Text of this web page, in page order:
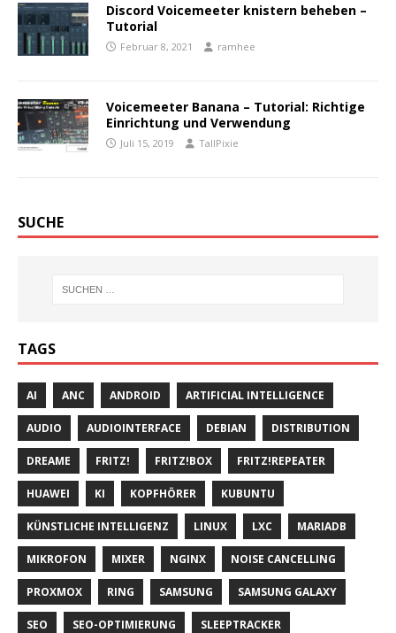
Discord Voicemeeter knistern beheben –
Tutorial
Februar 8, 2021 ramhee
Voicemeeter Banana – Tutorial: Richtige
Einrichtung und Verwendung
Juli 15, 2019 TallPixie
SUCHE
TAGS
AI ANC ANDROID ARTIFICIAL INTELLIGENCE
AUDIO AUDIOINTERFACE DEBIAN DISTRIBUTION
DREAME FRITZ! FRITZ!BOX FRITZ!REPEATER
HUAWEI KI KOPFHÖRER KUBUNTU
KÜNSTLICHE INTELLIGENZ LINUX LXC MARIADB
MIKROFON MIXER NGINX NOISE CANCELLING
PROXMOX RING SAMSUNG SAMSUNG GALAXY
SEO SEO-OPTIMIERUNG SLEEPTRACKER